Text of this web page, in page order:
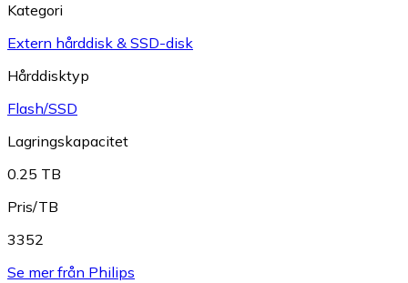
Kategori
Extern hårddisk & SSD-disk
Hårddisktyp
Flash/SSD
Lagringskapacitet
0.25 TB
Pris/TB
3352
Se mer från Philips